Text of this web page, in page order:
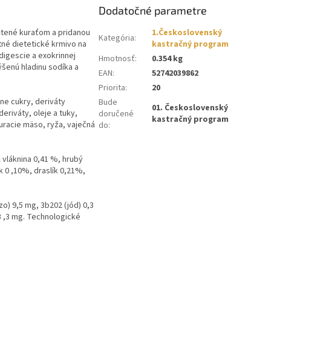
kuraťom a pridanou
dietetické krmivo na
a exokrinnej
hladinu sodíka a
cukry, deriváty
oleje a tuky,
mäso, ryža, vaječná
0,41 %, hrubý
,10%, draslík 0,21%,
9,5 mg, 3b202 (jód) 0,3
,3 mg. Technologické
Dodatočné parametre
Kategória:
1.Československý
kastračný program
Hmotnosť:
0.354 kg
EAN:
52742039862
Priorita:
20
Bude
doručené
do:
01. Československý
kastračný program